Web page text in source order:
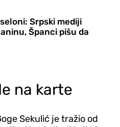
Srpski mediji
Španci pišu da
na karte
Sekulić je tražio od